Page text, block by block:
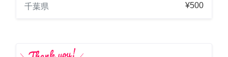
千葉県
¥500